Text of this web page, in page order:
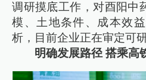
调研摸底工作，对酉阳中
模、土地条件、成本效
析，目前企业正在审定可研
明确发展路径 搭乘高